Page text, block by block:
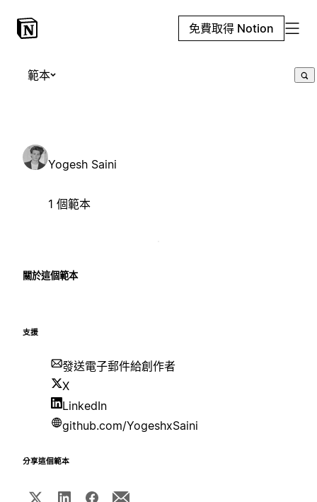
免費取得 Notion
範本
Yogesh Saini
1 個範本
關於這個範本
支援
發送電子郵件給創作者
X
LinkedIn
github.com/YogeshxSaini
分享這個範本